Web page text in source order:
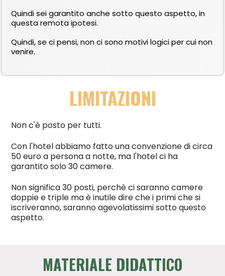
Quindi sei garantito anche sotto questo aspetto, in
questa remota ipotesi.
Quindi, se ci pensi, non ci sono motivi logici per cui non
venire.
LIMITAZIONI
Non c'è posto per tutti.
Con l'hotel abbiamo fatto una convenzione di circa
50 euro a persona a notte, ma l'hotel ci ha
garantito solo 30 camere.
Non significa 30 posti, perchè ci saranno camere
doppie e triple ma è inutile dire che i primi che si
iscriveranno, saranno agevolatissimi sotto questo
aspetto.
MATERIALE DIDATTICO